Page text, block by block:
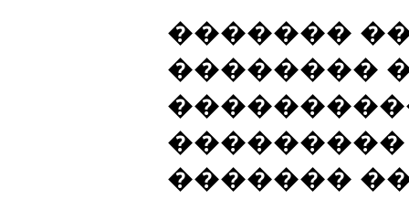
�������
��������
�������